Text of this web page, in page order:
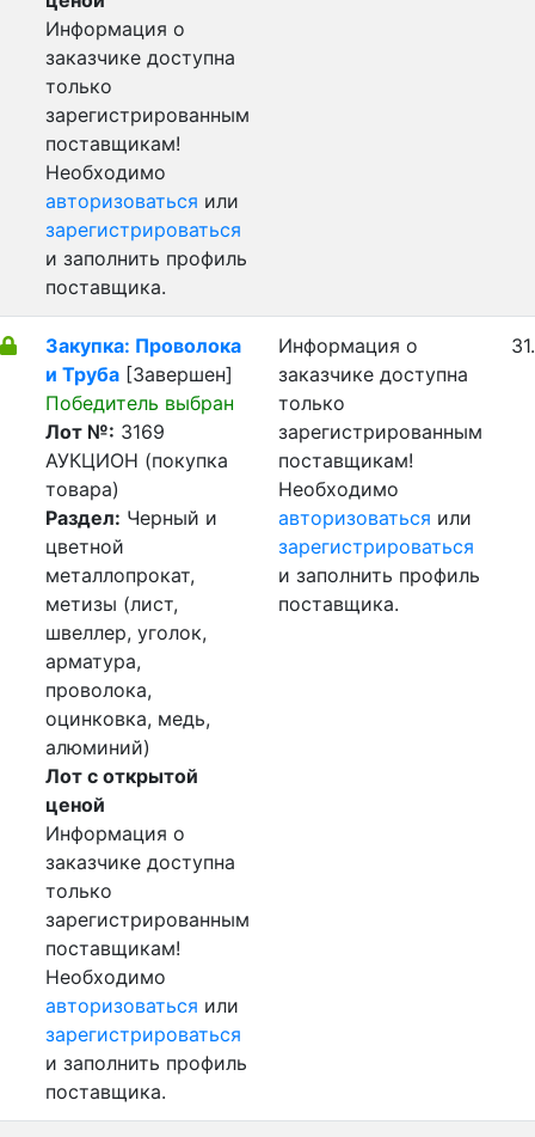
Информация о
заказчике доступна
только
зарегистрированным
поставщикам!
Необходимо
авторизоваться или
зарегистрироваться
и заполнить профиль
поставщика.
Закупка: Проволока
и Труба [Завершен]
Победитель выбран
Лот №: 3169
АУКЦИОН (покупка
товара)
Раздел: Черный и
цветной
металлопрокат,
метизы (лист,
швеллер, уголок,
арматура,
проволока,
оцинковка, медь,
алюминий)
Лот с открытой
ценой
Информация о
заказчике доступна
только
зарегистрированным
поставщикам!
Необходимо
авторизоваться или
зарегистрироваться
и заполнить профиль
поставщика.
Информация о
заказчике доступна
только
зарегистрированным
поставщикам!
Необходимо
авторизоваться или
зарегистрироваться
и заполнить профиль
поставщика.